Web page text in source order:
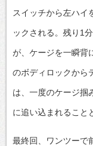
スイッチから左ハイ
ックされる。残り1
が、ケージを一瞬背
のボディロックから
は、一度のケージ掴
に追い込まれること
最終回、ワンツーで